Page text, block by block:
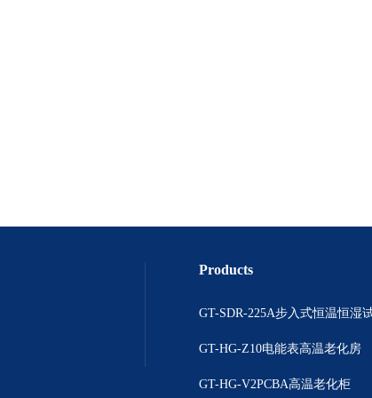
Products
GT-SDR-225A步入式恒温恒湿
GT-HG-Z10电能表高温老化房
GT-HG-V2PCBA高温老化柜